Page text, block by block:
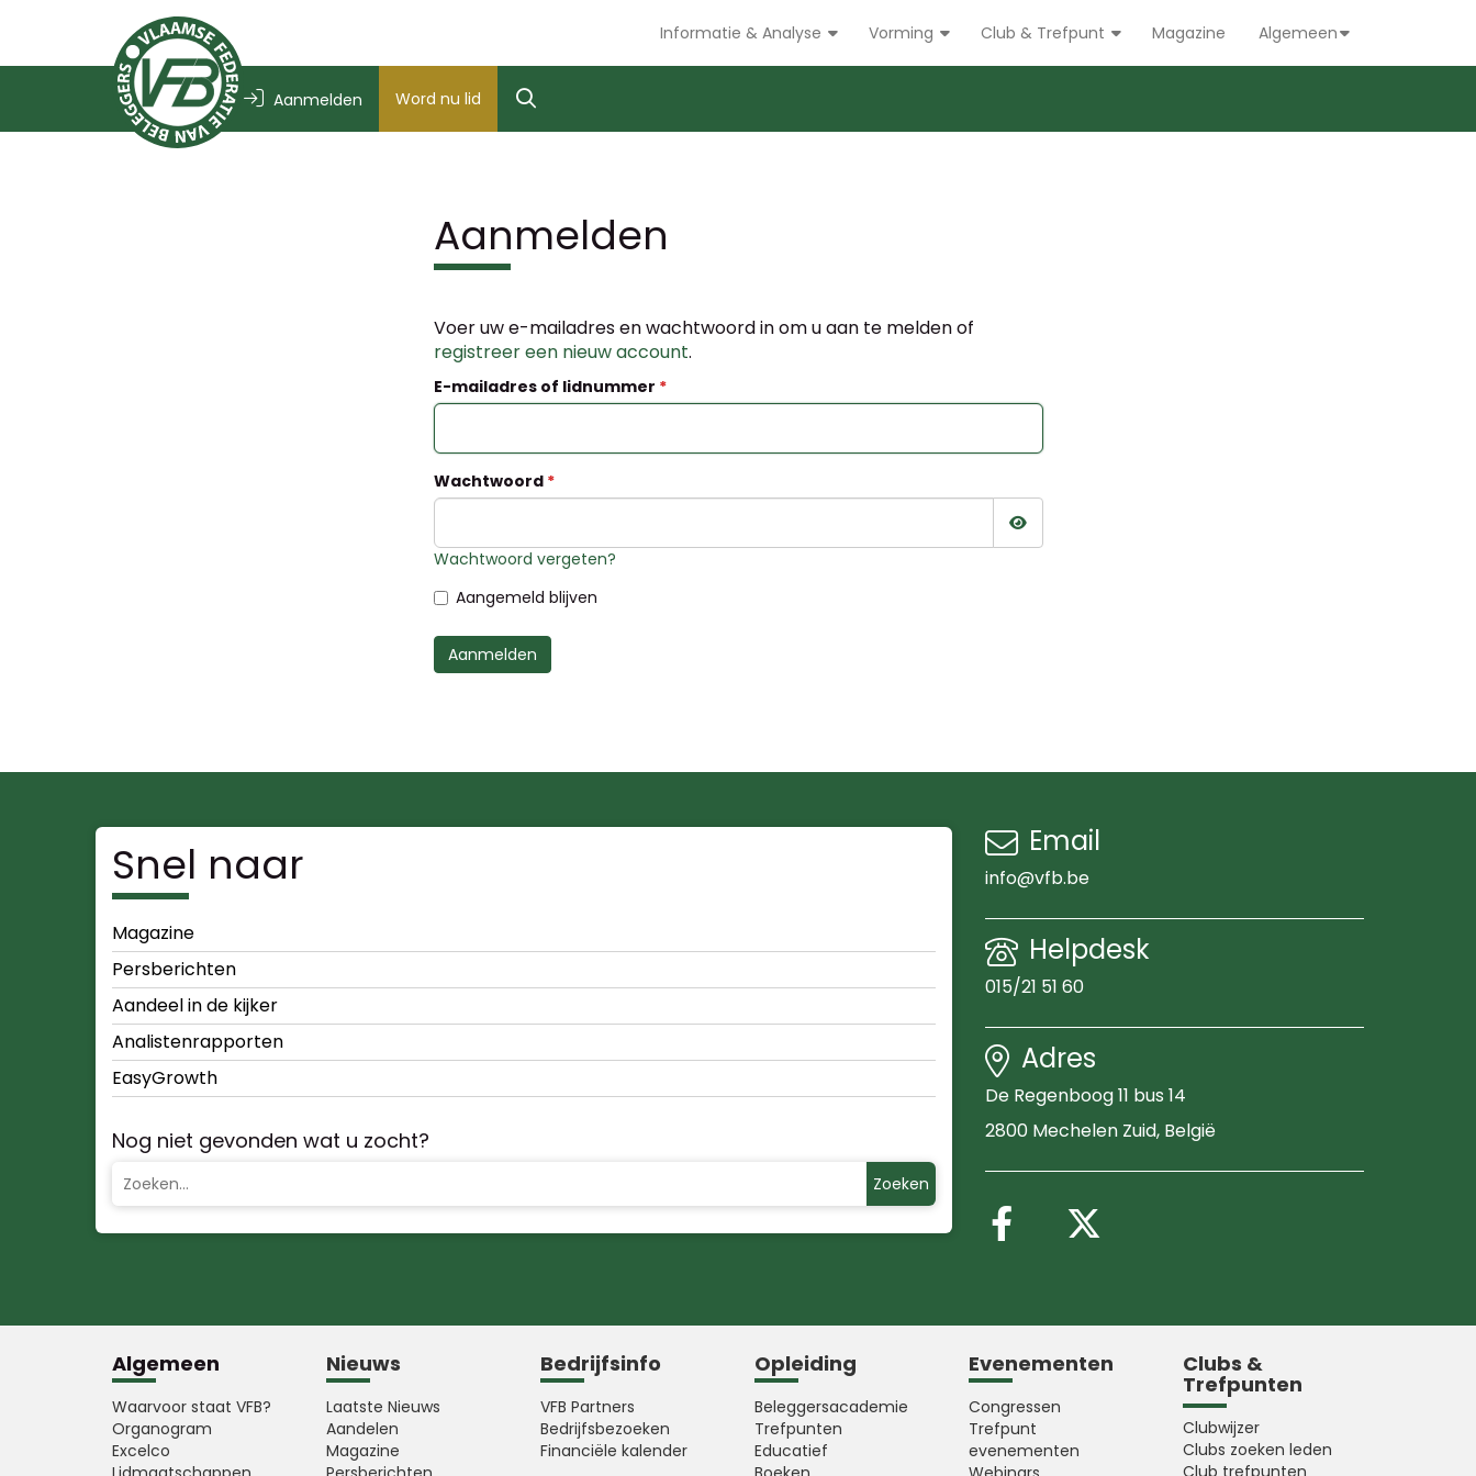
Informatie & Analyse Vorming Club & Trefpunt Magazine Algemeen
Aanmelden Word nu lid
Aanmelden
Voer uw e-mailadres en wachtwoord in om u aan te melden of
registreer een nieuw account.
E-mailadres of lidnummer
Wachtwoord
Wachtwoord tonen
Wachtwoord vergeten?
Aangemeld blijven
Aanmelden
Snel naar
Magazine
Persberichten
Aandeel in de kijker
Analistenrapporten
EasyGrowth
Nog niet gevonden wat u zocht?
Zoeken
Email
info@vfb.be
Helpdesk
015/21 51 60
Adres
De Regenboog 11 bus 14
2800 Mechelen Zuid, België
Volg ons op Facebook
Algemeen
Waarvoor staat VFB?
Organogram
Excelco
Nieuws
Laatste Nieuws
Aandelen
Magazine
Bedrijfsinfo
VFB Partners
Bedrijfsbezoeken
Financiële kalender
Opleiding
Beleggersacademie
Trefpunten
Educatief
Evenementen
Congressen
Trefpunt
evenementen
Clubs &
Trefpunten
Clubwijzer
Clubs zoeken leden
Club trefpunten